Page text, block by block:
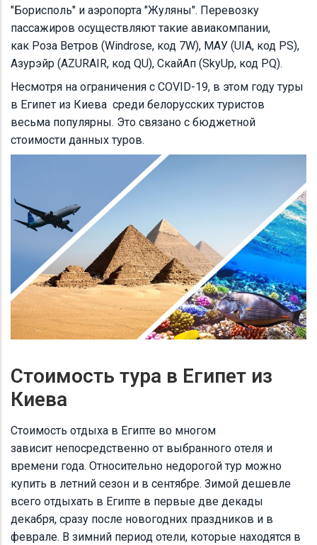
"Борисполь" и аэропорта "Жуляны". Перевозку
пассажиров осуществляют такие авиакомпании,
как Роза Ветров (Windrose, код 7W), МАУ (UIA, код PS),
Азурэйр (AZURAIR, код QU), СкайАп (SkyUp, код PQ).
Несмотря на ограничения с COVID-19, в этом году туры
в Египет из Киева среди белорусских туристов
весьма популярны. Это связано с бюджетной
стоимости данных туров.
Стоимость тура в Египет из
Киева
Стоимость отдыха в Египте во многом
зависит непосредственно от выбранного отеля и
времени года. Относительно недорогой тур можно
купить в летний сезон и в сентябре. Зимой дешевле
всего отдыхать в Египте в первые две декады
декабря, сразу после новогодних праздников и в
феврале. В зимний период отели, которые находятся в